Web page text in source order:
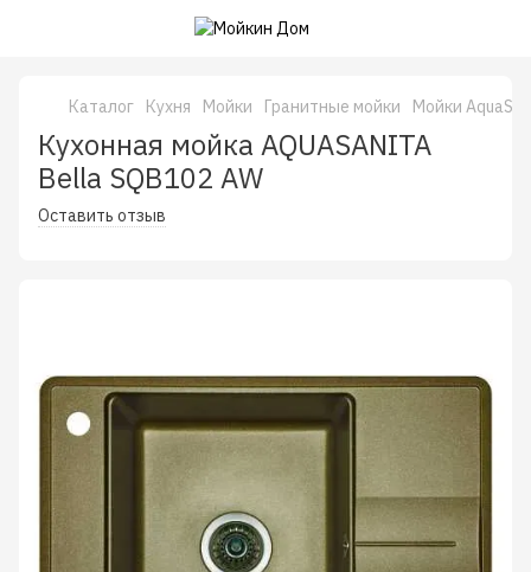
Каталог Кухня Мойки Гранитные мойки Мойки
Кухонная мойка AQUASANITA
Bella SQB102 AW
Оставить отзыв